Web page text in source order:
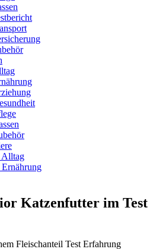
Alltag
Katzenfutter im Test